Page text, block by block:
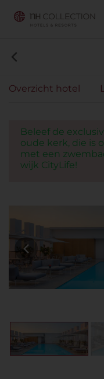
Overzicht hotel
Beleef de
oude kerk, die is
met een
wijk CityLife!